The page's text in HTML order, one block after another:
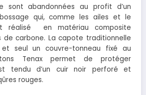
sont abandonnées au profit d’un
qui, comme les ailes et le
réalisé en matériau composite
carbone. La capote traditionnelle
seul un couvre-tonneau fixé au
Tenax permet de protéger
tendu d’un cuir noir perforé et
rouges.